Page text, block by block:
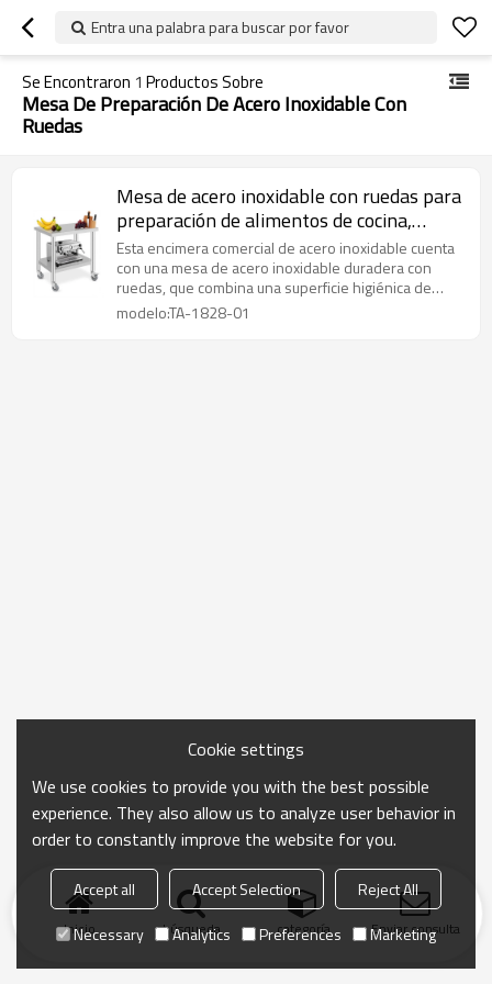
Entra una palabra para buscar por favor
Se Encontraron 1 Productos Sobre
Mesa De Preparación De Acero Inoxidable Con
Ruedas
Mesa de acero inoxidable con ruedas para
preparación de alimentos de cocina,
encimera comercial de acero inoxidable
Esta encimera comercial de acero inoxidable cuenta
con una mesa de acero inoxidable duradera con
ruedas, que combina una superficie higiénica de
calidad alimentaria con movilidad para soluciones de
modelo:TA-1828-01
Inicio búsqueda categoría Enviar consulta
Cookie settings
We use cookies to provide you with the best possible
experience. They also allow us to analyze user behavior in
order to constantly improve the website for you.
Accept all Accept Selection
Reject All
Necessary
Analytics Preferences Marketing